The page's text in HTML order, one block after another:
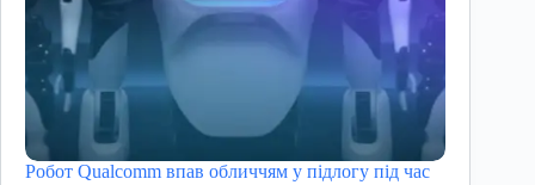
Робот Qualcomm впав обличчям у підлогу під час